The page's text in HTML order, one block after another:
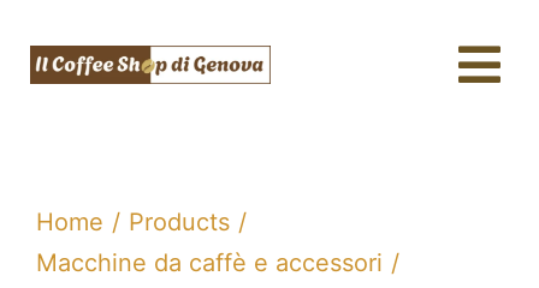
contenuto
Tè, tisane & Matcha
Home
Products
Macchine da caffè e accessori